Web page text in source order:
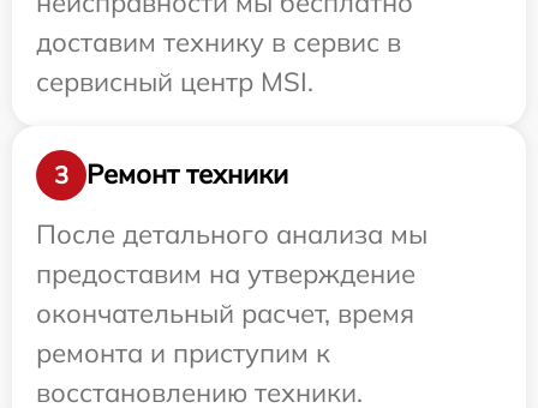
доставим технику в сервис в
сервисный центр MSI.
3
Ремонт техники
После детального анализа мы
предоставим на утверждение
окончательный расчет, время
ремонта и приступим к
восстановлению техники.